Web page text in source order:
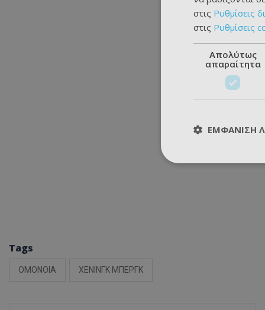
Tags
ΟΜΟΝΟΙΑ ΧΕΝΙΝΓΚ ΜΠΕΡΓΚ
στις Ρυθμίσεις
στις Ρυθμίσεις
Απολύτως
απαραίτητα
ΕΜΦΆΝΙΣΗ